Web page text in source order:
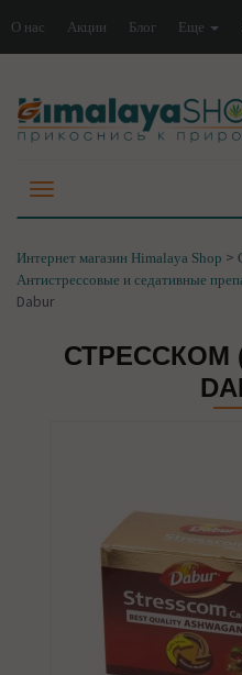
О нас Акции Блог Еще
Интернет магазин Himalaya Shop >
Антистрессовые и седативные
Dabur
СТРЕССКОМ